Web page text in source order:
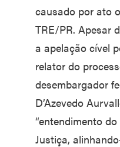
causado por ato
TRE/PR. Apesar
a apelação cível
relator do
desembargador
D’Azevedo
“entendimento
Justiça,